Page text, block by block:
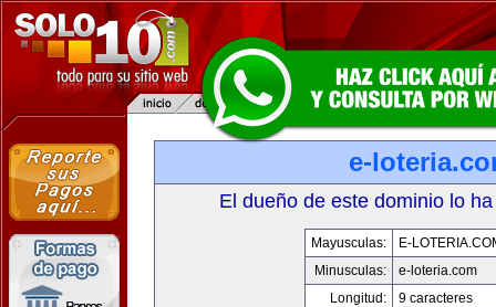
e-
El dueño de este dominio lo
Mayusculas:
E-
Minusculas:
e-loteria.com
Longitud:
9 caracteres